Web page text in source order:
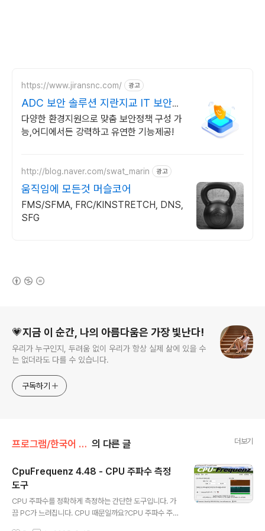
https://www.jiransnc.com/ 광고
ADC 보안 솔루션 지란지교 IT 보안솔
루션 전문기업
다양한 환경지원으로 맞춤 보안정책 구성 가
능,어디에서든 강력하고 유연한 기능제공!
http://blog.naver.com/swat_marin 광고
움직임에 모든것 머슬코어
FMS/SFMA, FRC/KINSTRETCH, DNS,
SFG
💗지금 이 순간, 나의 아름다움은 가장 빛난다!
우리가 누구인지, 두려움 없이 우리가 항상 실제 삶에 있을 수
는 없더라도 다를 수 있습니다.
구독하기
프로그램/한국어 패치 의 다른 글 더보기
CpuFrequenz 4.48 - CPU 주파수 측정
도구
CPU 주파수를 정확하게 측정하는 간단한 도구입니다. 가
끔 PC가 느려집니다. CPU 때문일까요?CPU 주파수 주요